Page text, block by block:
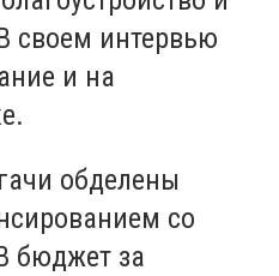
своем интервью
и на
обделены
со
бюджет за